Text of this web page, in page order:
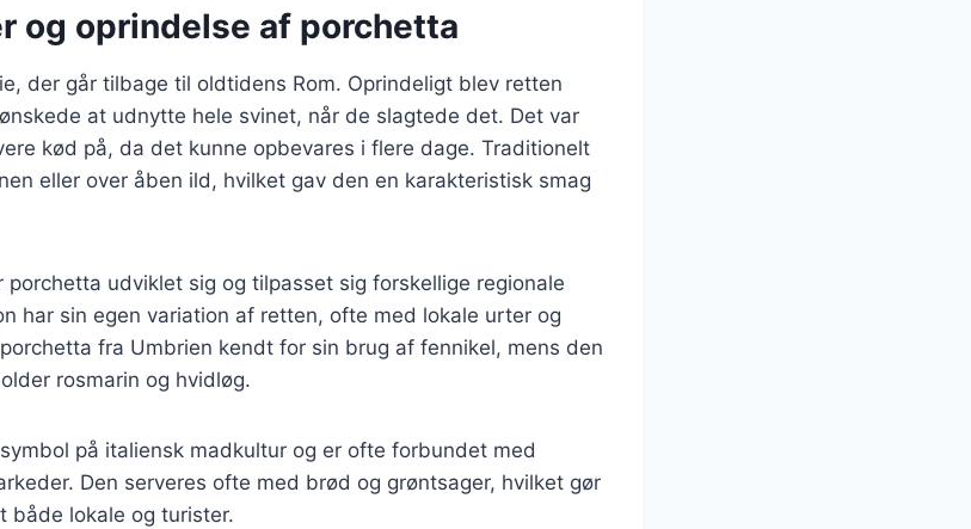
og oprindelse af porchetta
der går tilbage til oldtidens Rom. Oprindeligt blev retten
at udnytte hele svinet, når de slagtede det. Det var
kød på, da det kunne opbevares i flere dage. Traditionelt
eller over åben ild, hvilket gav den en karakteristisk smag
udviklet sig og tilpasset sig forskellige regionale
har sin egen variation af retten, ofte med lokale urter og
fra Umbrien kendt for sin brug af fennikel, mens den
rosmarin og hvidløg.
på italiensk madkultur og er ofte forbundet med
Den serveres ofte med brød og grøntsager, hvilket gør
lokale og turister.